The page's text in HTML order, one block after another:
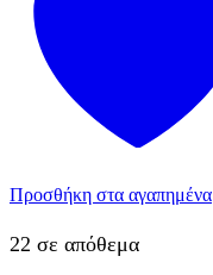
Προσθήκη στα αγαπημένα
22 σε απόθεμα